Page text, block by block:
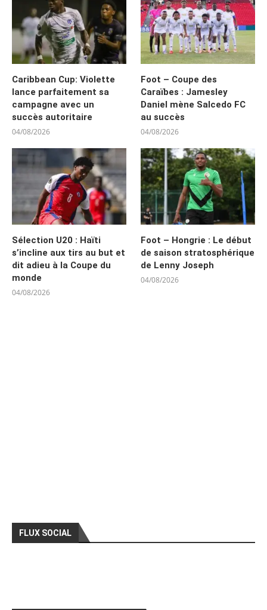
Caribbean Cup: Violette
lance parfaitement sa
campagne avec un
succès autoritaire
04/08/2026
Foot – Coupe des
Caraïbes : Jamesley
Daniel mène Salcedo FC
au succès
04/08/2026
Sélection U20 : Haïti
s’incline aux tirs au but et
dit adieu à la Coupe du
monde
04/08/2026
Foot – Hongrie : Le début
de saison stratosphérique
de Lenny Joseph
04/08/2026
FLUX SOCIAL